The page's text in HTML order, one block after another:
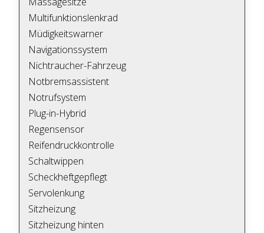
Multifunktionslenkrad
Müdigkeitswarner
Navigationssystem
Nichtraucher-Fahrzeug
Notbremsassistent
Notrufsystem
Plug-in-Hybrid
Regensensor
Reifendruckkontrolle
Schaltwippen
Scheckheftgepflegt
Servolenkung
Sitzheizung
Sitzheizung hinten